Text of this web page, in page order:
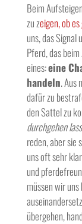
Beim
zu zeigen, ob
uns, das Signal
Pferd, das
eines:eine
handeln. Aus
dafür zu
den Sattel zu
durchgehen
reden, aber sie
uns oft sehr
und
müssen wir
übergehen,